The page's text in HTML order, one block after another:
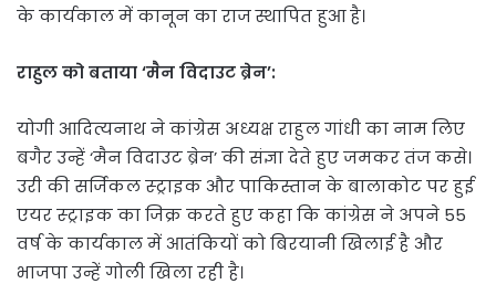
के कार्यकाल में कानून का राज स्थापित हुआ है।
राहुल को बताया ‘मैन विदाउट ब्रेन’:
योगी आदित्यनाथ ने कांग्रेस अध्यक्ष राहुल गांधी का नाम लिए
बगैर उन्हें ‘मैन विदाउट ब्रेन’ की संज्ञा देते हुए जमकर तंज कसे।
उरी की सर्जिकल स्ट्राइक और पाकिस्तान के बालाकोट पर हुई
एयर स्ट्राइक का जिक्र करते हुए कहा कि कांग्रेस ने अपने 55
वर्ष के कार्यकाल में आतंकियों को बिरयानी खिलाई है और
भाजपा उन्हें गोली खिला रही है।